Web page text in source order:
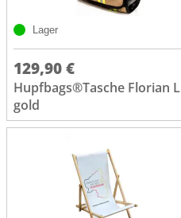
Lager
129,90 €
Hupfbags®Tasche Florian L
gold